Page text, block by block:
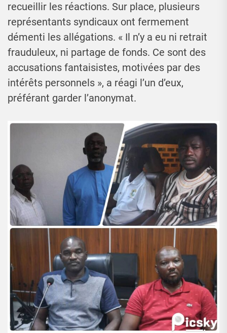
recueillir les réactions. Sur place, plusieurs
représentants syndicaux ont fermement
démenti les allégations. « Il n’y a eu ni retrait
frauduleux, ni partage de fonds. Ce sont des
accusations fantaisistes, motivées par des
intérêts personnels », a réagi l’un d’eux,
préférant garder l’anonymat.